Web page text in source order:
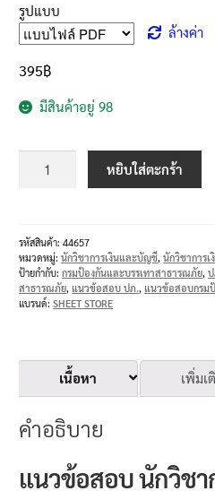
รูปแบบ
ล้างค่า
395฿
มีสินค้าอยู่ 98
หยิบใส่ตะกร้า
รหัสสินค้า:44657
หมวดหมู่:นักวิชาการเงินและบัญชี,นักวิชาการ
ป้ายกำกับ:กรมป้องกันและบรรเทาสาธารณภัย,
สาธารณภัย,แนวข้อสอบ ปภ.,แนวข้อสอบกรม
แบรนด์:SHEET STORE
เนื้อหา เพิ่มเ
คำอธิบาย
แนวข้อสอบ นักวิชา